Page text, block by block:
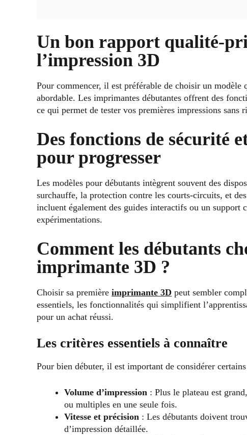
Un bon rapport qualité-
l’impression 3D
Pour commencer, il est préférable de choisir un
abordable. Les imprimantes débutantes offrent des
ce qui permet de tester vos premières impressions sans
Des fonctions de sécurité
pour progresser
Les modèles pour débutants intègrent souvent des
surchauffe, la protection contre les courts-circuits, et
incluent également des guides interactifs ou un support
expérimentations.
Comment les débutants
imprimante 3D ?
Choisir sa première imprimante 3D peut sembler
essentiels, les fonctionnalités qui simplifient
pour un achat réussi.
Les critères essentiels à connaître
Pour bien débuter, il est important de considérer
Volume d’impression : Plus le plateau est
ou multiples en une seule fois.
Vitesse et précision : Les débutants doivent
d’impression détaillée.